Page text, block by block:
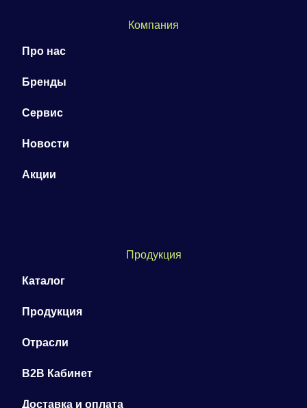
Компания
Про нас
Бренды
Сервис
Новости
Акции
Продукция
Каталог
Продукция
Отрасли
B2B Кабинет
Доставка и оплата